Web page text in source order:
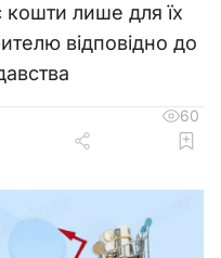
лише для їх
відповідно до
60